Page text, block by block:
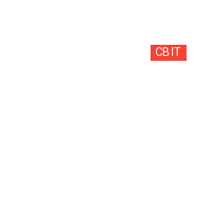
СВІТ